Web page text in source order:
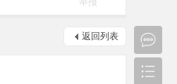
返回列表